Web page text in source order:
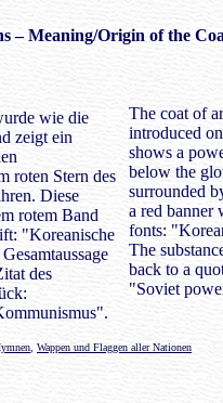
– Meaning/Origin of the
wie die
zeigt ein
roten Stern des
Diese
rotem Band
"Koreanische
des
The coat of
introduced
shows a
below the
surrounded
a red banner
fonts:
The
back to a
"Soviet
Wappen und Flaggen aller Nationen